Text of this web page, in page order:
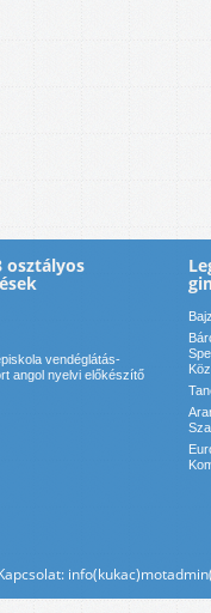
osztályos
vendéglátás-
angol nyelvi előkészítő